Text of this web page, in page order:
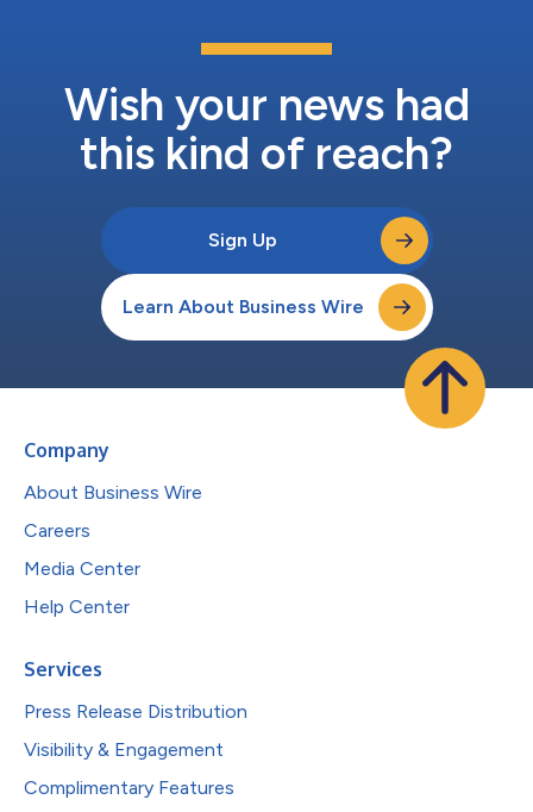
Wish your news had
this kind of reach?
Sign Up
Learn About Business Wire
Company
About Business Wire
Careers
Media Center
Help Center
Services
Press Release Distribution
Visibility & Engagement
Complimentary Features